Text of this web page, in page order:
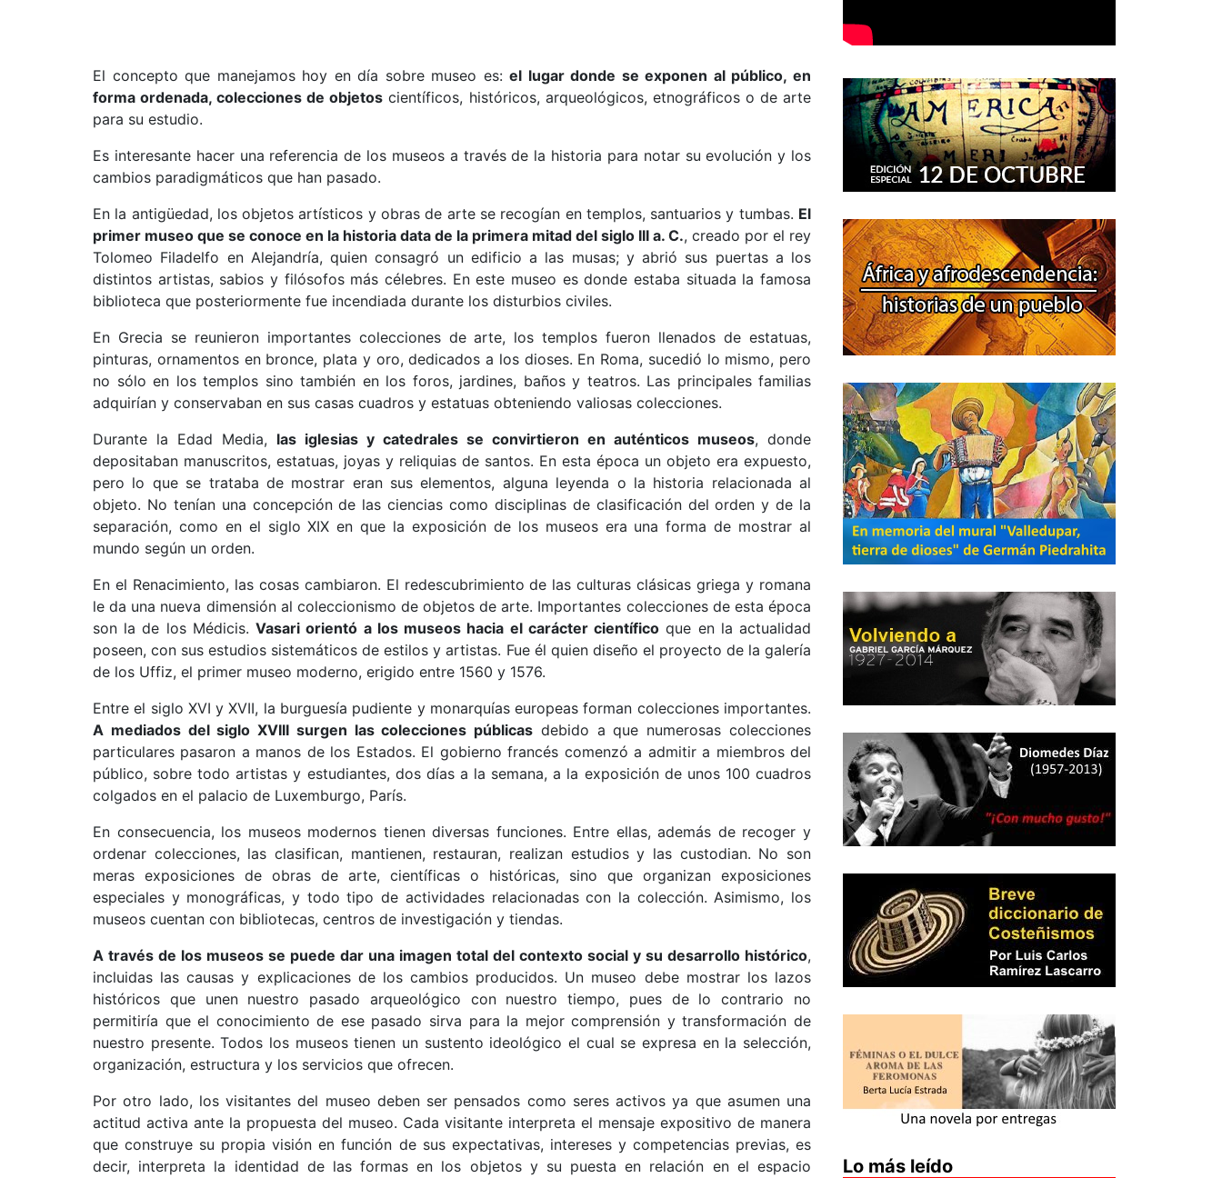
El concepto que manejamos hoy en día sobre museo es:el lugar donde se exponen al público, en
forma ordenada, colecciones de objetos científicos, históricos, arqueológicos, etnográficos o de arte
para su estudio.
Es interesante hacer una referencia de los museos a través de la historia para notar su evolución y los
cambios paradigmáticos que han pasado.
En la antigüedad, los objetos artísticos y obras de arte se recogían en templos, santuarios y tumbas. El
primer museo que se conoce en la historia data de la primera mitad del siglo III a. C., creado por el rey
Tolomeo Filadelfo en Alejandría, quien consagró un edificio a las musas; y abrió sus puertas a los
distintos artistas, sabios y filósofos más célebres. En este museo es donde estaba situada la famosa
biblioteca que posteriormente fue incendiada durante los disturbios civiles.
En Grecia se reunieron importantes colecciones de arte, los templos fueron llenados de estatuas,
pinturas, ornamentos en bronce, plata y oro, dedicados a los dioses. En Roma, sucedió lo mismo, pero
no sólo en los templos sino también en los foros, jardines, baños y teatros. Las principales familias
adquirían y conservaban en sus casas cuadros y estatuas obteniendo valiosas colecciones.
Durante la Edad Media, las iglesias y catedrales se convirtieron en auténticos museos, donde
depositaban manuscritos, estatuas, joyas y reliquias de santos. En esta época un objeto era expuesto,
pero lo que se trataba de mostrar eran sus elementos, alguna leyenda o la historia relacionada al
objeto. No tenían una concepción de las ciencias como disciplinas de clasificación del orden y de la
separación, como en el siglo XIX en que la exposición de los museos era una forma de mostrar al
mundo según un orden.
En el Renacimiento, las cosas cambiaron. El redescubrimiento de las culturas clásicas griega y romana
le da una nueva dimensión al coleccionismo de objetos de arte. Importantes colecciones de esta época
son la de los Médicis.Vasari orientó a los museos hacia el carácter científico que en la actualidad
poseen, con sus estudios sistemáticos de estilos y artistas. Fue él quien diseño el proyecto de la galería
de los Uffiz, el primer museo moderno, erigido entre 1560 y 1576.
Entre el siglo XVI y XVII, la burguesía pudiente y monarquías europeas forman colecciones importantes.
A mediados del siglo XVIII surgen las colecciones públicas debido a que numerosas colecciones
particulares pasaron a manos de los Estados. El gobierno francés comenzó a admitir a miembros del
público, sobre todo artistas y estudiantes, dos días a la semana, a la exposición de unos 100 cuadros
colgados en el palacio de Luxemburgo, París.
En consecuencia, los museos modernos tienen diversas funciones. Entre ellas, además de recoger y
ordenar colecciones, las clasifican, mantienen, restauran, realizan estudios y las custodian. No son
meras exposiciones de obras de arte, científicas o históricas, sino que organizan exposiciones
especiales y monográficas, y todo tipo de actividades relacionadas con la colección. Asimismo, los
museos cuentan con bibliotecas, centros de investigación y tiendas.
A través de los museos se puede dar una imagen total del contexto social y su desarrollo histórico,
incluidas las causas y explicaciones de los cambios producidos. Un museo debe mostrar los lazos
históricos que unen nuestro pasado arqueológico con nuestro tiempo, pues de lo contrario no
permitiría que el conocimiento de ese pasado sirva para la mejor comprensión y transformación de
nuestro presente. Todos los museos tienen un sustento ideológico el cual se expresa en la selección,
organización, estructura y los servicios que ofrecen.
Por otro lado, los visitantes del museo deben ser pensados como seres activos ya que asumen una
actitud activa ante la propuesta del museo. Cada visitante interpreta el mensaje expositivo de manera
que construye su propia visión en función de sus expectativas, intereses y competencias previas, es
decir, interpreta la identidad de las formas en los objetos y su puesta en relación en el espacio
Lo más leído